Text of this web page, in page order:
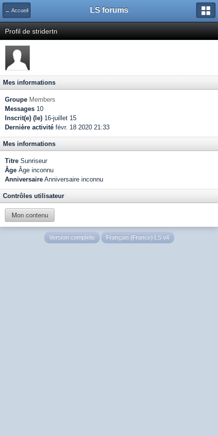
← Accueil LS forums
Profil de stridertn
Mes informations
Groupe Members
Messages 10
Inscrit(e) (le) 16-juillet 15
Dernière activité févr. 18 2020 21:33
Mes informations
Titre Sunriseur
Âge Âge inconnu
Anniversaire Anniversaire inconnu
Contrôles utilisateur
Mon contenu
Version complète Français (France) LS v4